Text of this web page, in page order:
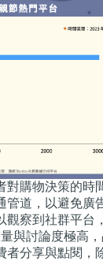
購物決策的時
管道，以避免廣
觀察到社群平台
量與討論度極高
者分享與點閱，